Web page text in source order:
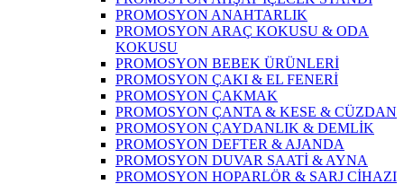
PROMOSYON ANAHTARLIK
PROMOSYON ARAÇ KOKUSU & ODA
KOKUSU
PROMOSYON BEBEK ÜRÜNLERİ
PROMOSYON ÇAKI & EL FENERİ
PROMOSYON ÇAKMAK
PROMOSYON ÇANTA & KESE & CÜZDAN
PROMOSYON ÇAYDANLIK & DEMLİK
PROMOSYON DEFTER & AJANDA
PROMOSYON DUVAR SAATİ & AYNA
PROMOSYON HOPARLÖR & SARJ CİHAZI